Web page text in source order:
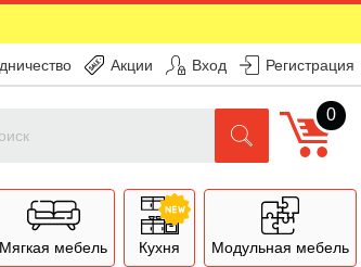
Акции Вход Регистрация
0
Мягкая мебель Кухня Модульная мебель